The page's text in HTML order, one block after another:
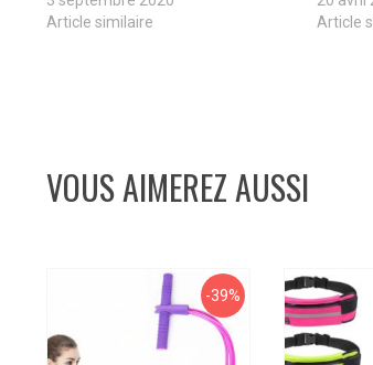
Article similaire
Article
VOUS AIMEREZ AUSSI
-39%